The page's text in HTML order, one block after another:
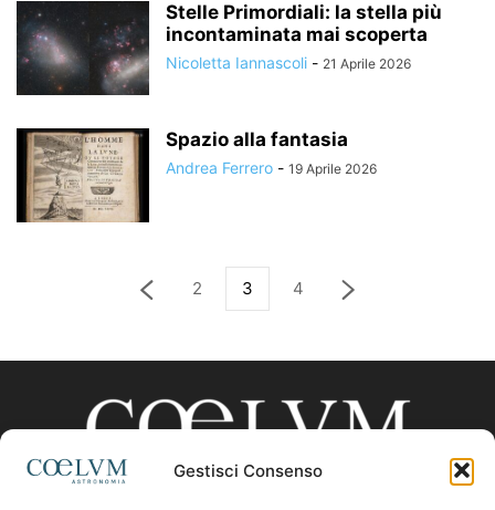
Gestisci Consenso
Stelle Primordiali: la stella più
incontaminata mai scoperta
Nicoletta Iannascoli - 21 Aprile 2026
Spazio alla fantasia
Andrea Ferrero - 19 Aprile 2026
2 3 4